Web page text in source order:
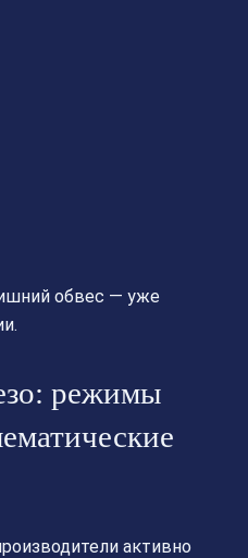
обвес — уже
режимы
активно